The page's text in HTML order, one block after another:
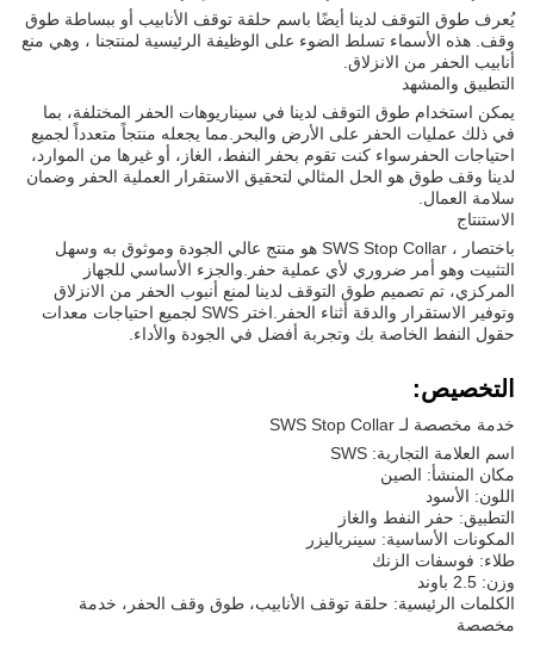
يُعرف طوق التوقف لدينا أيضًا باسم حلقة توقف الأنابيب أو ببساطة طوق
وقف. هذه الأسماء تسلط الضوء على الوظيفة الرئيسية لمنتجنا ، وهي منع
أنابيب الحفر من الانزلاق.
التطبيق والمشهد
يمكن استخدام طوق التوقف لدينا في سيناريوهات الحفر المختلفة، بما
في ذلك عمليات الحفر على الأرض والبحر.مما يجعله منتجاً متعدداً لجميع
احتياجات الحفرسواء كنت تقوم بحفر النفط، الغاز، أو غيرها من الموارد،
لدينا وقف طوق هو الحل المثالي لتحقيق الاستقرار العملية الحفر وضمان
سلامة العمال.
الاستنتاج
باختصار ، SWS Stop Collar هو منتج عالي الجودة وموثوق به وسهل
التثبيت وهو أمر ضروري لأي عملية حفر.والجزء الأساسي للجهاز
المركزي، تم تصميم طوق التوقف لدينا لمنع أنبوب الحفر من الانزلاق
وتوفير الاستقرار والدقة أثناء الحفر.اختر SWS لجميع احتياجات معدات
حقول النفط الخاصة بك وتجربة أفضل في الجودة والأداء.
التخصيص:
خدمة مخصصة لـ SWS Stop Collar
اسم العلامة التجارية: SWS
مكان المنشأ: الصين
اللون: الأسود
التطبيق: حفر النفط والغاز
المكونات الأساسية: سينرياليزر
طلاء: فوسفات الزنك
وزن: 2.5 باوند
الكلمات الرئيسية: حلقة توقف الأنابيب، طوق وقف الحفر، خدمة
مخصصة